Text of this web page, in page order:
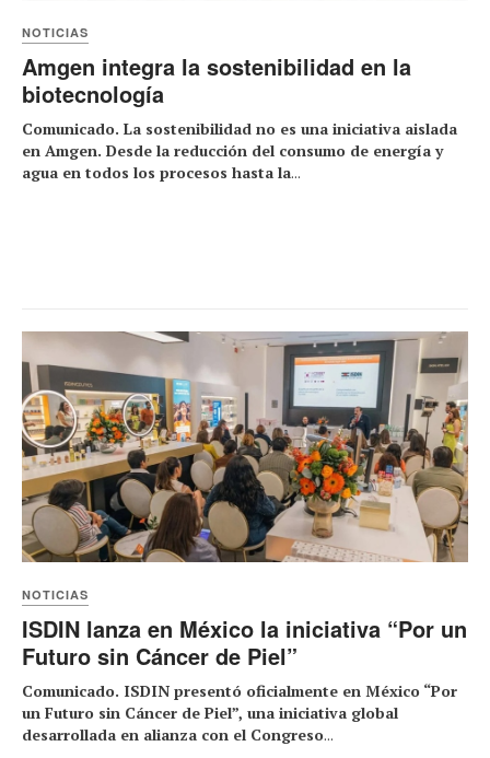
NOTICIAS
Amgen integra la sostenibilidad en la
biotecnología
Comunicado. La sostenibilidad no es una iniciativa aislada
en Amgen. Desde la reducción del consumo de energía y
agua en todos los procesos hasta la...
NOTICIAS
ISDIN lanza en México la iniciativa “Por un
Futuro sin Cáncer de Piel”
Comunicado. ISDIN presentó oficialmente en México “Por
un Futuro sin Cáncer de Piel”, una iniciativa global
desarrollada en alianza con el Congreso...